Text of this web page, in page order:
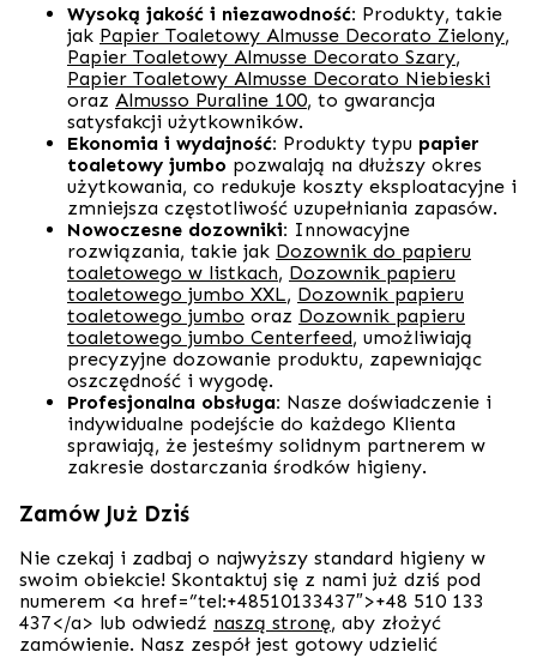
Wysoką jakość i niezawodność: Produkty, takie
jak Papier Toaletowy Almusse Decorato Zielony,
Papier Toaletowy Almusse Decorato Szary,
Papier Toaletowy Almusse Decorato Niebieski
oraz Almusso Puraline 100, to gwarancja
satysfakcji użytkowników.
Ekonomia i wydajność: Produkty typu papier
toaletowy jumbo pozwalają na dłuższy okres
użytkowania, co redukuje koszty eksploatacyjne i
zmniejsza częstotliwość uzupełniania zapasów.
Nowoczesne dozowniki: Innowacyjne
rozwiązania, takie jak Dozownik do papieru
toaletowego w listkach, Dozownik papieru
toaletowego jumbo XXL, Dozownik papieru
toaletowego jumbo oraz Dozownik papieru
toaletowego jumbo Centerfeed, umożliwiają
precyzyjne dozowanie produktu, zapewniając
oszczędność i wygodę.
Profesjonalna obsługa: Nasze doświadczenie i
indywidualne podejście do każdego Klienta
sprawiają, że jesteśmy solidnym partnerem w
zakresie dostarczania środków higieny.
Zamów Już Dziś
Nie czekaj i zadbaj o najwyższy standard higieny w
swoim obiekcie! Skontaktuj się z nami już dziś pod
numerem <a href=”tel:+48510133437″>+48 510 133
437</a> lub odwiedź naszą stronę, aby złożyć
zamówienie. Nasz zespół jest gotowy udzielić